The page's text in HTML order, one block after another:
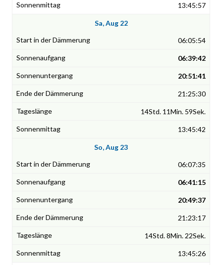
13:45:57
Sa, Aug 22
06:05:54
06:39:42
20:51:41
21:25:30
14Std. 11Min. 59Sek.
13:45:42
So, Aug 23
06:07:35
06:41:15
20:49:37
21:23:17
14Std. 8Min. 22Sek.
13:45:26